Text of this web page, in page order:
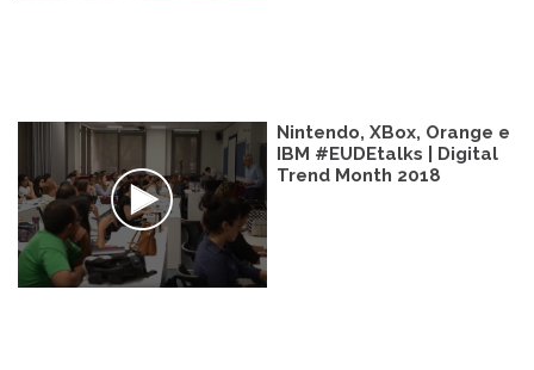
Nintendo, XBox, Orange e
IBM #EUDEtalks | Digital
Trend Month 2018